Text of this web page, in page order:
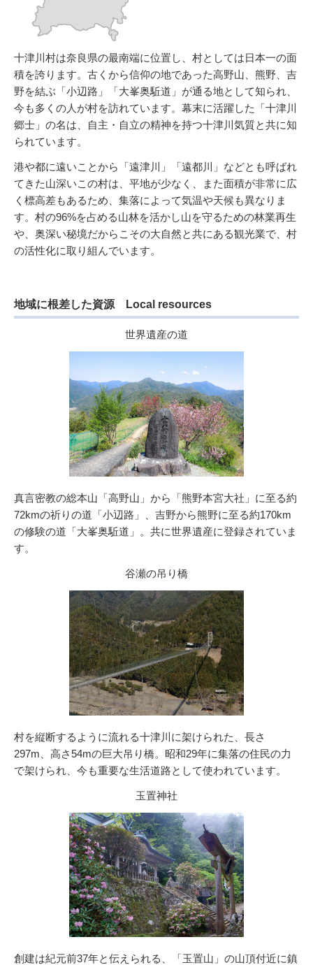
十津川村は奈良県の最南端に位置し、村としては日本一の面
積を誇ります。古くから信仰の地であった高野山、熊野、吉
野を結ぶ「小辺路」「大峯奥駈道」が通る地として知られ、
今も多くの人が村を訪れています。幕末に活躍した「十津川
郷士」の名は、自主・自立の精神を持つ十津川気質と共に知
られています。
港や都に遠いことから「遠津川」「遠都川」などとも呼ばれ
てきた山深いこの村は、平地が少なく、また面積が非常に広
く標高差もあるため、集落によって気温や天候も異なりま
す。村の96%を占める山林を活かし山を守るための林業再生
や、奥深い秘境だからこその大自然と共にある観光業で、村
の活性化に取り組んでいます。
地域に根差した資源 Local resources
世界遺産の道
真言密教の総本山「高野山」から「熊野本宮大社」に至る約
72kmの祈りの道「小辺路」、吉野から熊野に至る約170km
の修験の道「大峯奥駈道」。共に世界遺産に登録されていま
す。
谷瀬の吊り橋
村を縦断するように流れる十津川に架けられた、長さ
297m、高さ54mの巨大吊り橋。昭和29年に集落の住民の力
で架けられ、今も重要な生活道路として使われています。
玉置神社
創建は紀元前37年と伝えられる、「玉置山」の山頂付近に鎮